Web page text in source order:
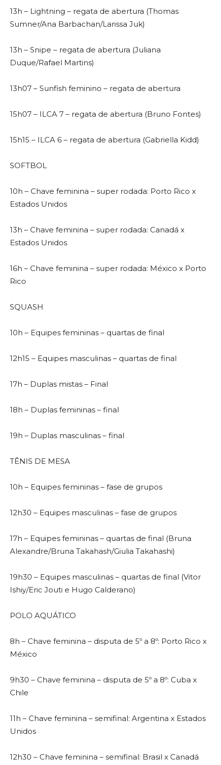
13h – Lightning – regata de abertura (Thomas
Sumner/Ana Barbachan/Larissa Juk)
13h – Snipe – regata de abertura (Juliana
Duque/Rafael Martins)
13h07 – Sunfish feminino – regata de abertura
15h07 – ILCA 7 – regata de abertura (Bruno Fontes)
15h15 – ILCA 6 – regata de abertura (Gabriella Kidd)
SOFTBOL
10h – Chave feminina – super rodada: Porto Rico x
Estados Unidos
13h – Chave feminina – super rodada: Canadá x
Estados Unidos
16h – Chave feminina – super rodada: México x Porto
Rico
SQUASH
10h – Equipes femininas – quartas de final
12h15 – Equipes masculinas – quartas de final
17h – Duplas mistas – Final
18h – Duplas femininas – final
19h – Duplas masculinas – final
TÊNIS DE MESA
10h – Equipes femininas – fase de grupos
12h30 – Equipes masculinas – fase de grupos
17h – Equipes femininas – quartas de final (Bruna
Alexandre/Bruna Takahash/Giulia Takahashi)
19h30 – Equipes masculinas – quartas de final (Vitor
Ishiy/Eric Jouti e Hugo Calderano)
POLO AQUÁTICO
8h – Chave feminina – disputa de 5º a 8º: Porto Rico x
México
9h30 – Chave feminina – disputa de 5º a 8º: Cuba x
Chile
11h – Chave feminina – semifinal: Argentina x Estados
Unidos
12h30 – Chave feminina – semifinal: Brasil x Canadá